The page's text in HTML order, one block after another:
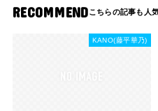
RECOMMEND
KANO(藤平華乃)